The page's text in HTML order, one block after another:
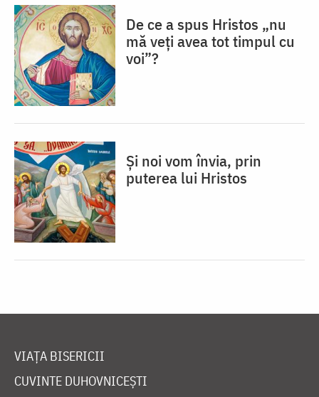
De ce a spus Hristos „nu
mă veţi avea tot timpul cu
voi”?
Și noi vom învia, prin
puterea lui Hristos
VIAȚA BISERICII
CUVINTE DUHOVNICEȘTI